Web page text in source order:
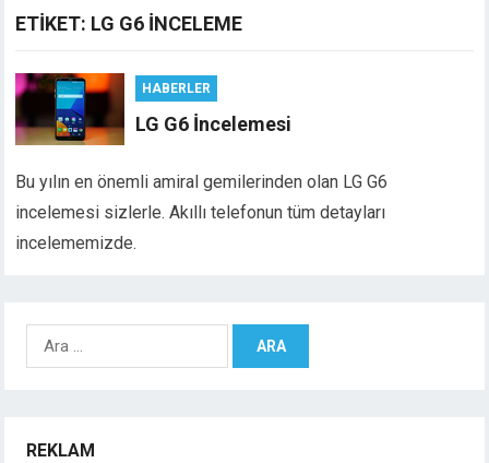
ETIKET: LG G6 INCELEME
HABERLER
LG G6 İncelemesi
Bu yılın en önemli amiral gemilerinden olan LG G6
incelemesi sizlerle. Akıllı telefonun tüm detayları
incelememizde.
Arama:
REKLAM